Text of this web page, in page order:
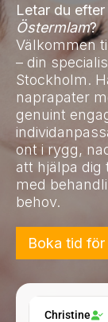
Letar du
Östermlam?
Välkommen
– din
Stockholm.
naprapater
genuint
ont i rygg,
att hjälpa dig
med
behov.
Boka tid